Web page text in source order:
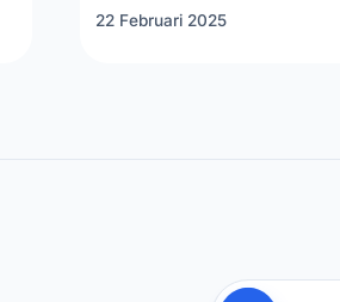
22 Februari 2025